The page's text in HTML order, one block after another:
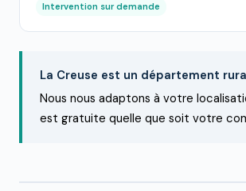
Intervention sur demande
La Creuse est un département
Nous nous adaptons à votre
est gratuite quelle que soit votre